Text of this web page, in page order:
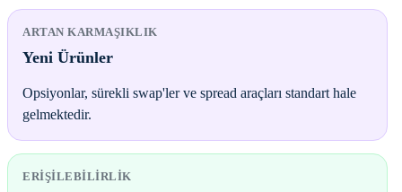
ARTAN KARMAŞIKLIK
Yeni Ürünler
Opsiyonlar, sürekli swap'ler ve spread araçları standart hale
gelmektedir.
ERIŞILEBILIRLIK